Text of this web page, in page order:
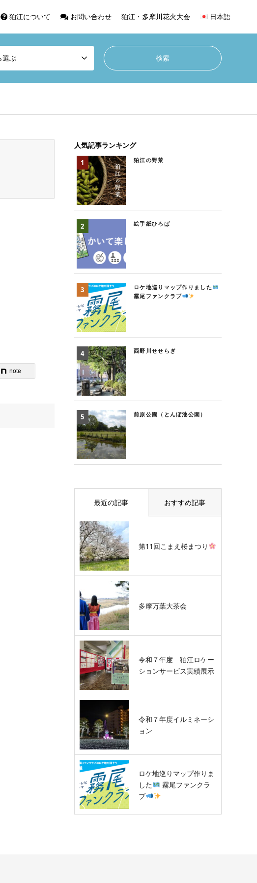
狛江について お問い合わせ 狛江・多摩川花火大会 日本語
選ぶ
note
人気記事ランキング
狛江の野菜
絵手紙ひろば
ロケ地巡りマップ作りました
霧尾ファンクラブ
西野川せせらぎ
前原公園（とんぼ池公園）
最近の記事 おすすめ記事
第11回こまえ桜まつり
多摩万葉大茶会
令和７年度 狛江ロケー
ションサービス実績展示
令和７年度イルミネーシ
ョン
ロケ地巡りマップ作りま
した
霧尾ファンクラ
ブ